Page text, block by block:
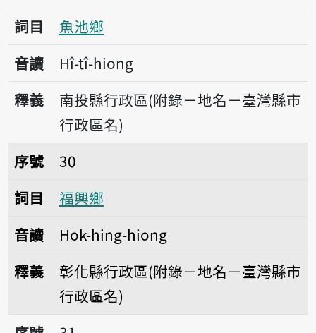
詞目
魚池鄉
音讀
Hî-tî-hiong
釋義
南投縣行政區(附錄－地名－臺灣縣市
行政區名)
序號30福興鄉
序號
30
詞目
福興鄉
音讀
Hok-hing-hiong
釋義
彰化縣行政區(附錄－地名－臺灣縣市
行政區名)
序號31豐濱鄉